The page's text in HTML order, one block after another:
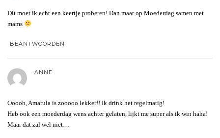
Dit moet ik echt een keertje proberen! Dan maar op Moederdag samen met
mams
BEANTWOORDEN
ANNE
Ooooh, Amarula is zooooo lekker!! Ik drink het regelmatig!
Heb ook een moederdag wens achter gelaten, lijkt me super als ik win haha!
Maar dat zal wel niet…